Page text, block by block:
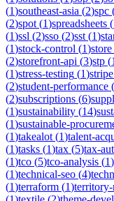
(1)southeast-asia (2)spc
(2)spot (1)spreadsheets (
(1)ssl (2)sso (2)sst (1)
(1)stock-control (1)store
(2)storefront-api (3)stp (1
(1)stress-testing (1)stripe
(2)student-performance (
(2)subscriptions (6)
(1)sustainability (14)
(1)sustainable-
(1)takealot (1)talent-
(1)tasks (1)tax (5)tax-
(1)tco (5)tco-analysis (1)
(1)technical-seo (4)
(1)terraform (1)territory-